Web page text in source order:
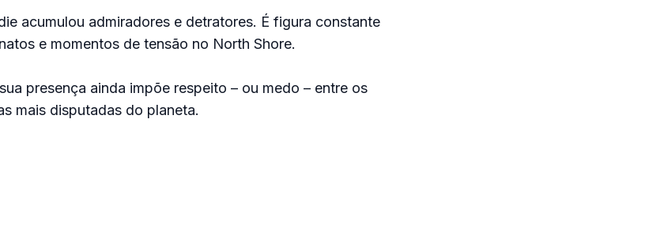
acumulou admiradores e detratores. É figura constante
e momentos de tensão no North Shore.
presença ainda impõe respeito – ou medo – entre os
mais disputadas do planeta.